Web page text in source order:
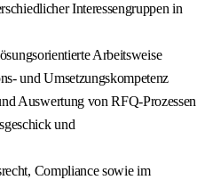
Interessengruppen in
Arbeitsweise
und Umsetzungskompetenz
Auswertung von RFQ-Prozessen
und
Compliance sowie im